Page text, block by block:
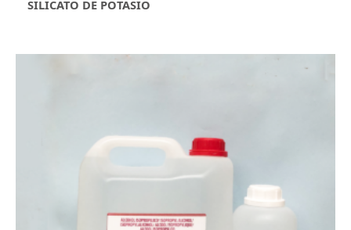
SILICATO DE POTASIO